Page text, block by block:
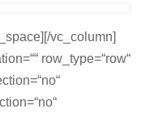
vc_column]
row_type=“row“